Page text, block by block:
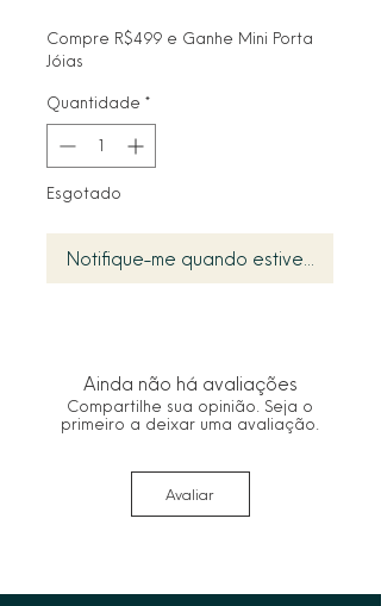
Compre R$499 e Ganhe Mini Porta
Jóias
Quantidade *
Esgotado
Notifique-me quando estiver
Ainda não há avaliações
Compartilhe sua opinião. Seja o
primeiro a deixar uma avaliação.
Avaliar